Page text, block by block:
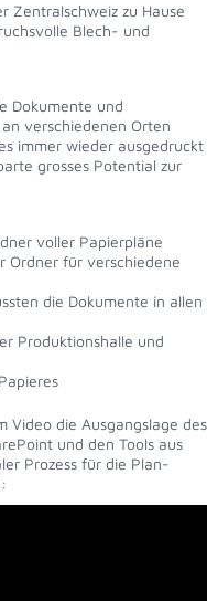
Zentralschweiz zu Hause
Blech- und
Dokumente und
verschiedenen Orten
immer wieder ausgedruckt
grosses Potential zur
voller Papierpläne
Ordner für verschiedene
die Dokumente in allen
Produktionshalle und
Video die Ausgangslage des
und den Tools aus
Prozess für die Plan-